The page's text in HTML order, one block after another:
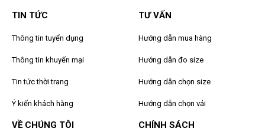
TIN TỨC
Thông tin tuyển dụng
Thông tin khuyến mại
Tin tức thời trang
Ý kiến khách hàng
TƯ VẤN
Hướng dẫn mua hàng
Hướng dẫn đo size
Hướng dẫn chọn size
Hướng dẫn chọn vải
VỀ CHÚNG TÔI CHÍNH SÁCH